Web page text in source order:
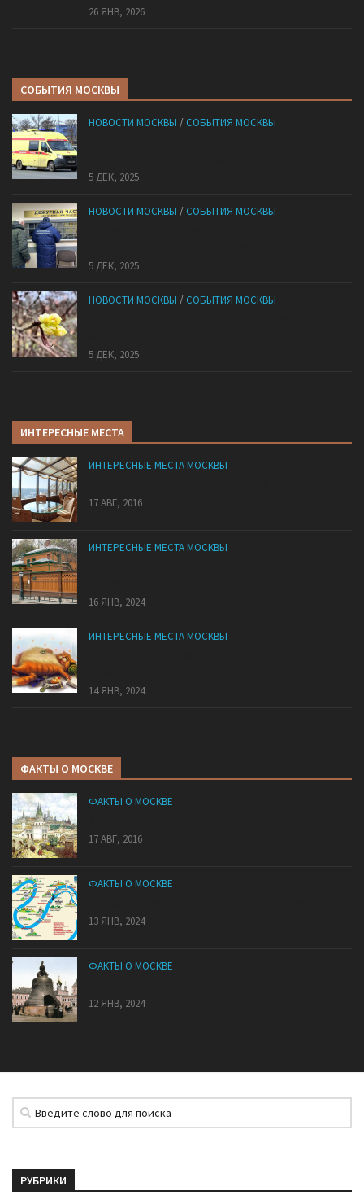
26 ЯНВ, 2026
СОБЫТИЯ МОСКВЫ
НОВОСТИ МОСКВЫ / СОБЫТИЯ МОСКВЫ
5 ДЕК, 2025
НОВОСТИ МОСКВЫ / СОБЫТИЯ МОСКВЫ
5 ДЕК, 2025
НОВОСТИ МОСКВЫ / СОБЫТИЯ МОСКВЫ
5 ДЕК, 2025
ИНТЕРЕСНЫЕ МЕСТА
ИНТЕРЕСНЫЕ МЕСТА МОСКВЫ
17 АВГ, 2016
ИНТЕРЕСНЫЕ МЕСТА МОСКВЫ
16 ЯНВ, 2024
ИНТЕРЕСНЫЕ МЕСТА МОСКВЫ
14 ЯНВ, 2024
ФАКТЫ О МОСКВЕ
ФАКТЫ О МОСКВЕ
17 АВГ, 2016
ФАКТЫ О МОСКВЕ
13 ЯНВ, 2024
ФАКТЫ О МОСКВЕ
12 ЯНВ, 2024
РУБРИКИ